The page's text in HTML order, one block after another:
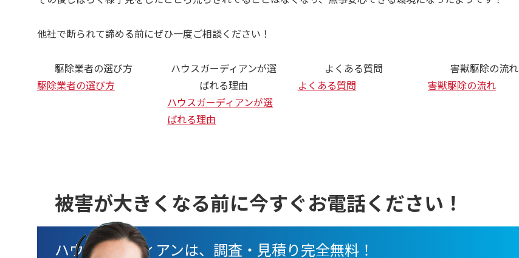
他社で断られて諦める前にぜひ一度ご相談ください！
駆除業者の選び方
駆除業者の選び方
ハウスガーディアンが選
ばれる理由
ハウスガーディアンが選
ばれる理由
よくある質問
よくある質問
害獣駆除の流れ
害獣駆除の流れ
被害が大きくなる前に今すぐお電話ください！
ハウスガーディアンは、調査・見積り完全無料！